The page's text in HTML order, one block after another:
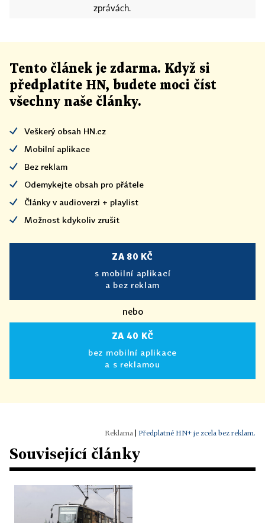
zprávách.
Tento článek je zdarma. Když si
předplatíte HN, budete moci číst
všechny naše články.
Veškerý obsah HN.cz
Mobilní aplikace
Bez reklam
Odemykejte obsah pro přátele
Články v audioverzi + playlist
Možnost kdykoliv zrušit
ZA 80 KČ
s mobilní aplikací
a bez reklam
nebo
ZA 40 KČ
bez mobilní aplikace
a s reklamou
Předplatné HN+ je zcela bez reklam.
Související články